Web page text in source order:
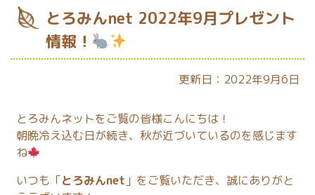
とろみんnet 2022年9月プレゼント
情報！
更新日：2022年9月6日
とろみんネットをご覧の皆様こんにちは！
朝晩冷え込む日が続き、秋が近づいているのを感じます
ね
いつも「とろみんnet 」をご覧いただき、誠にありがと